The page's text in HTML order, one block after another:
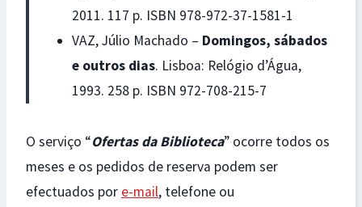
2011. 117 p. ISBN 978-972-37-1581-1
VAZ, Júlio Machado – Domingos, sábados
e outros dias. Lisboa: Relógio d’Água,
1993. 258 p. ISBN 972-708-215-7
O serviço “Ofertas da Biblioteca” ocorre todos os
meses e os pedidos de reserva podem ser
efectuados por e-mail, telefone ou